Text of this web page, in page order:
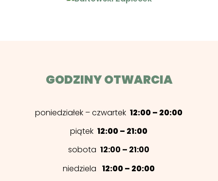
GODZINY OTWARCIA
poniedziałek – czwartek12:00 – 20:00
piątek12:00 – 21:00
sobota12:00 – 21:00
niedziela12:00 – 20:00